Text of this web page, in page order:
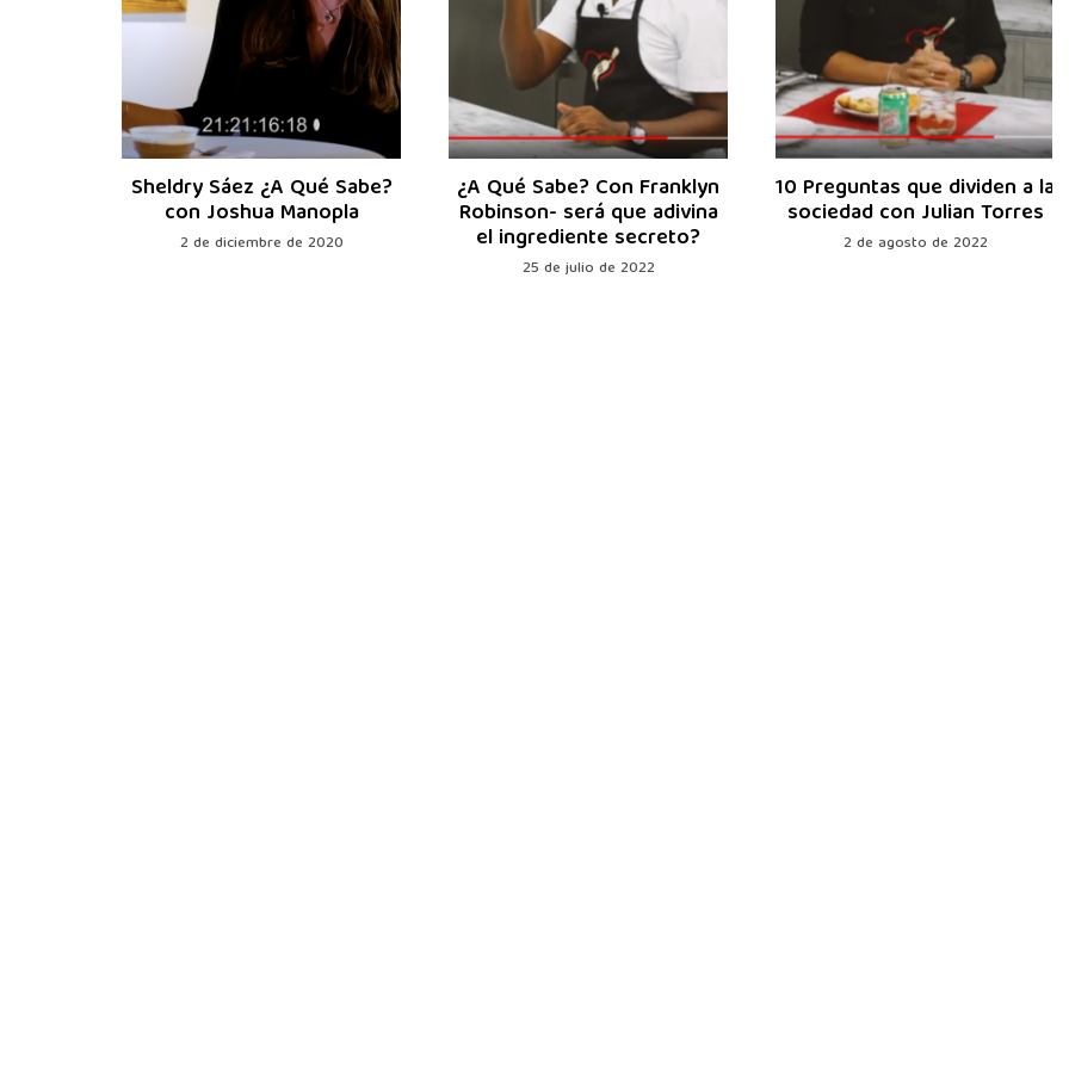
Sheldry Sáez ¿A Qué Sabe?
con Joshua Manopla
2 de diciembre de 2020
¿A Qué Sabe? Con Franklyn
Robinson- será que adivina
el ingrediente secreto?
25 de julio de 2022
10 Preguntas que dividen a la
sociedad con Julian Torres
2 de agosto de 2022